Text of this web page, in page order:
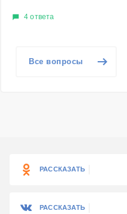
4 ответа
Все вопросы
РАССКАЗАТЬ
РАССКАЗАТЬ